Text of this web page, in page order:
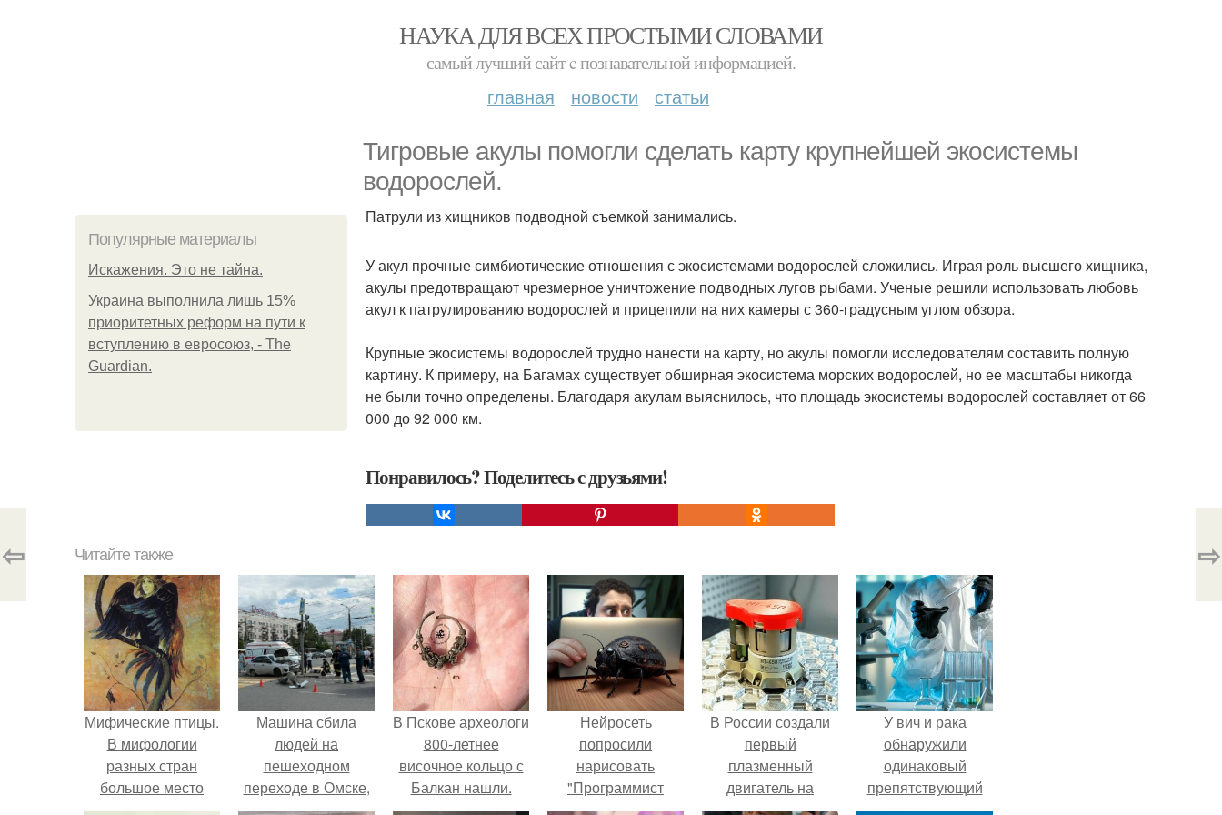
НАУКА ДЛЯ ВСЕХ ПРОСТЫМИ СЛОВАМИ
самый лучший сайт c познавательной информацией.
главная новости статьи
Тигровые акулы помогли сделать карту крупнейшей экосистемы
водорослей.
Популярные материалы
Искажения. Это не тайна.
Украина выполнила лишь 15%
приоритетных реформ на пути к
вступлению в евросоюз, - The
Guardian.
Патрули из хищников подводной съемкой занимались.
У акул прочные симбиотические отношения с экосистемами водорослей сложились. Играя роль высшего хищника,
акулы предотвращают чрезмерное уничтожение подводных лугов рыбами. Ученые решили использовать любовь
акул к патрулированию водорослей и прицепили на них камеры с 360-градусным углом обзора.
Крупные экосистемы водорослей трудно нанести на карту, но акулы помогли исследователям составить полную
картину. К примеру, на Багамах существует обширная экосистема морских водорослей, но ее масштабы никогда
не были точно определены. Благодаря акулам выяснилось, что площадь экосистемы водорослей составляет от 66
000 до 92 000 км.
Понравилось? Поделитесь с друзьями!
⇦ ⇨
Читайте также
Мифические птицы.
В мифологии
разных стран
большое место
занимают образы
Машина сбила
людей на
пешеходном
переходе в Омске,
пострадали 8
В Пскове археологи
800-летнее
височное кольцо с
Балкан нашли.
Нейросеть
попросили
нарисовать
"Программист
Находит баг в
В России создали
первый
плазменный
двигатель на
криптоне.
У вич и рака
обнаружили
одинаковый
препятствующий
лечению механизм.